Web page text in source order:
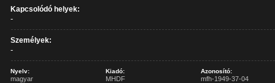
Kapcsolódó helyek:
-
Személyek:
-
Nyelv:
magyar
Kiadó:
MHDF
Azonosító:
mfh-1949-37-04